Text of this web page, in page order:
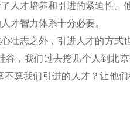
才培养和引进的紧迫性。
才智力体系十分必要。
志之外，引进人才的方式
谷，我们过去挖几个人到北
算我们引进的人才？让他